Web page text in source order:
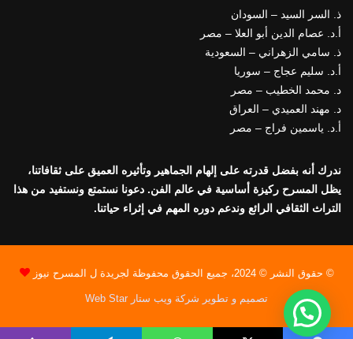
ذ. السر السيد – السودان
أ.د. عصام الدين أبو العلا – مصر
ذ. سامي الزهراني – السعودية
أ.د. سليم عجاج – سوريا
د. محمد الخطيب – مصر
د. مهند العميدي – العراق
أ.د. ياسمين فراج – مصر
ندرك أنه بفضل قدرته على إلهام الجماهير وتأثيره العميق على ثقافاتنا،
يظل المسرح ركيزة أساسية في عالم الفن. دعونا نستمتع ونستفيد من هذا
التراث الثقافي الرائع وندعم دوره المهم في إثراء حياتنا.
© حقوق النشر © 2024، جميع الحقوق محفوظة لجريدة ل المسرح نيوز
تصميم و تطوير شركة ويب ستار Web Star